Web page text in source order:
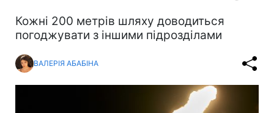
Кожні 200 метрів шляху доводиться
погоджувати з іншими підрозділами
ВАЛЕРІЯ АБАБІНА